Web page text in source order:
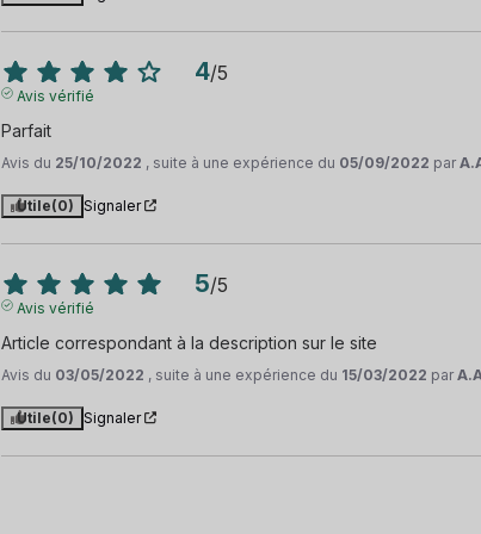
4/5
Avis vérifié
Parfait
Avis du 25/10/2022 , suite à une expérience du 05/09/2022 par
Utile(0) Signaler
5/5
Avis vérifié
Article correspondant à la description sur le site
Avis du 03/05/2022 , suite à une expérience du 15/03/2022 par
Utile(0) Signaler